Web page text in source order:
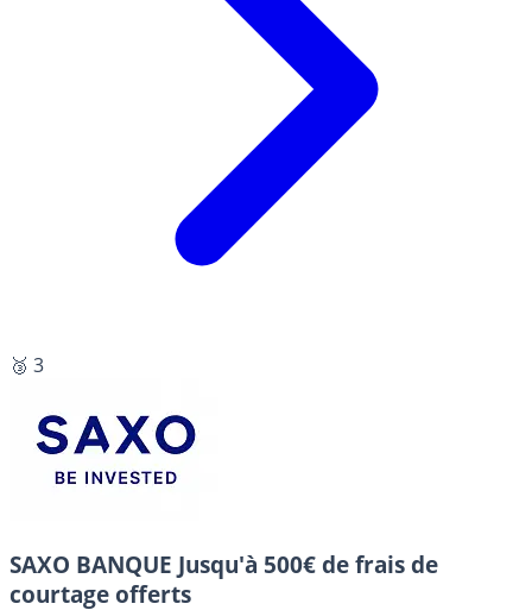
🥉 3
SAXO BANQUE Jusqu'à 500€ de frais de
courtage offerts